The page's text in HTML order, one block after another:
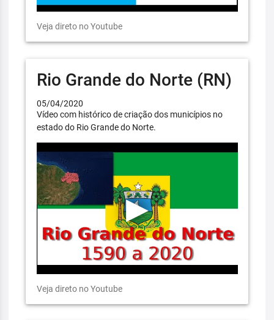
Veja direto no Youtube
Rio Grande do Norte (RN)
05/04/2020
Vídeo com histórico de criação dos municípios no
estado do Rio Grande do Norte.
Veja direto no Youtube